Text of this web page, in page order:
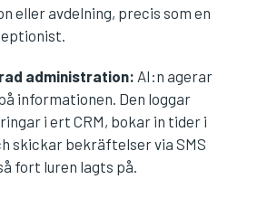
eller avdelning, precis som en
administration: AI:n agerar
informationen. Den loggar
i ert CRM, bokar in tider i
skickar bekräftelser via SMS
fort luren lagts på.